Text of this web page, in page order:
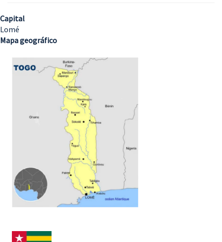
Capital
Lomé
Mapa geográfico
Imagem